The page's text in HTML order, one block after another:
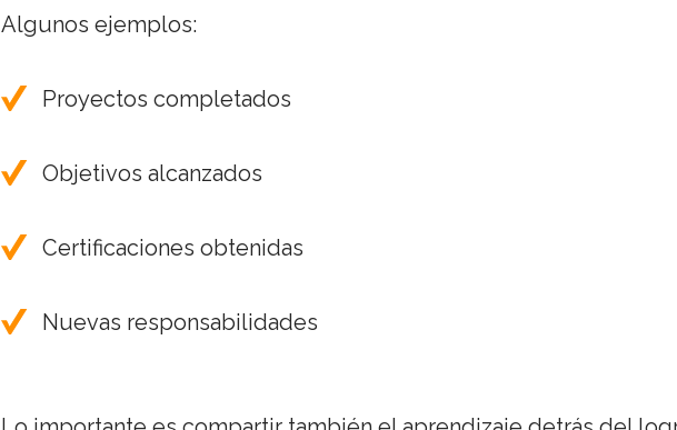
Algunos ejemplos:
Proyectos completados
Objetivos alcanzados
Certificaciones obtenidas
Nuevas responsabilidades